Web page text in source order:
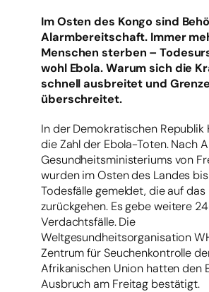
Im Osten des Kongo sind
Alarmbereitschaft. Immer
Menschen sterben –
wohl Ebola. Warum sich die
schnell ausbreitet und
überschreitet.
In der Demokratischen Republik
die Zahl der Ebola-Toten. Nach
Gesundheitsministeriums von
wurden im Osten des Landes
Todesfälle gemeldet, die auf
zurückgehen. Es gebe weitere
Verdachtsfälle. Die
Weltgesundheitsorganisation
Zentrum für Seuchenkontrolle
Afrikanischen Union hatten den
Ausbruch am Freitag bestätigt.